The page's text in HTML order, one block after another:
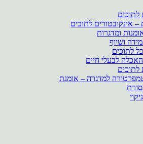
לתוכים
– אינקובטורים לתוכים
ומדגרות
ושיוף
לתוכים
לבעלי חיים
לתוכים
למדגרה – אומנת